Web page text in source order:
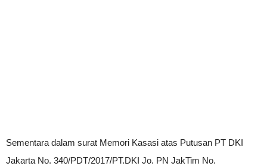
Sementara dalam surat Memori Kasasi atas Putusan PT DKI
Jakarta No. 340/PDT/2017/PT.DKI Jo. PN JakTim No.